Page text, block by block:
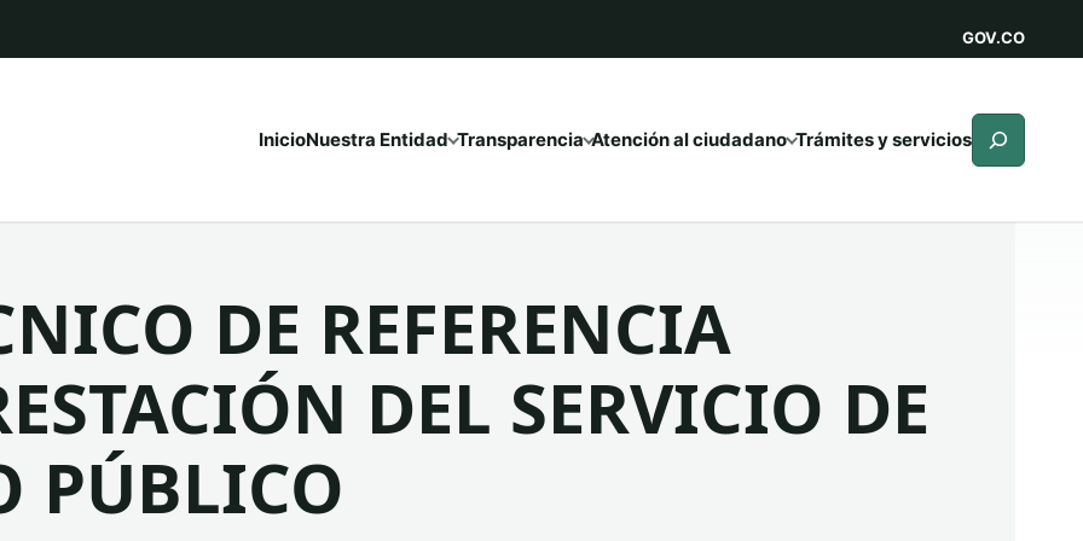
GOV.CO
InicioNuestra Entidad Transparencia Atención al ciudadano Trámites y servicios Buscar
DE REFERENCIA
DEL SERVICIO DE
PÚBLICO